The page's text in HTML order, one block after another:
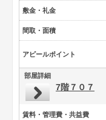
敷金・礼金
間取・面積
アピールポイント
部屋詳細
7階７０７
賃料・管理費・共益費